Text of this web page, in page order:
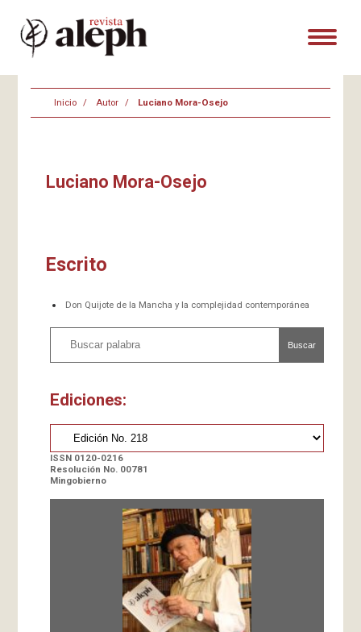
Inicio Autor Luciano Mora-Osejo
Luciano Mora-Osejo
Escrito
Don Quijote de la Mancha y la complejidad contemporánea
Buscar
Ediciones:
ISSN 0120-0216
Resolución No. 00781
Mingobierno